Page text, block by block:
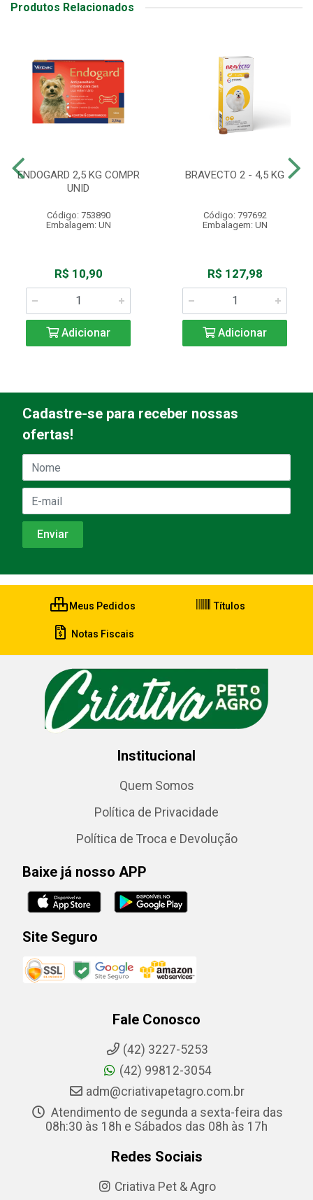
Produtos Relacionados
ENDOGARD 2,5 KG COMPR
UNID
Código: 753890
Embalagem: UN
R$ 10,90
Adicionar
BRAVECTO 2 - 4,5 KG
Código: 797692
Embalagem: UN
R$ 127,98
Adicionar
Cadastre-se para receber nossas
ofertas!
Meus Pedidos Títulos
Notas Fiscais
Institucional
Quem Somos
Política de Privacidade
Política de Troca e Devolução
Baixe já nosso APP
Site Seguro
Fale Conosco
(42) 3227-5253
(42) 99812-3054
adm@criativapetagro.com.br
Atendimento de segunda a sexta-feira das
08h:30 às 18h e Sábados das 08h às 17h
Redes Sociais
Criativa Pet & Agro